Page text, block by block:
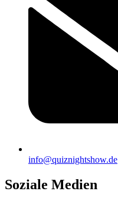
info@quiznightshow.de
Soziale Medien